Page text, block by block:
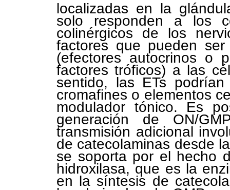
localizadas en la
solo responden a los
colinérgicos de los
factores que pueden
(efectores autocrinos o
factores tróficos) a las
sentido, las ETs
cromafines o elementos
modulador tónico. Es
generación de ON/
transmisión adicional
de catecolaminas desde
se soporta por el hecho
hidroxilasa, que es la
en la síntesis de